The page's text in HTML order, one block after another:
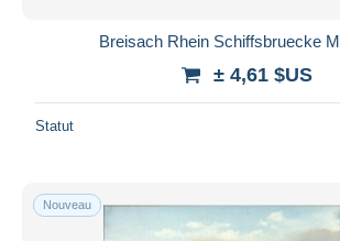
Breisach Rhein Schiffsbruecke
± 4,61 $US
Statut
Nouveau